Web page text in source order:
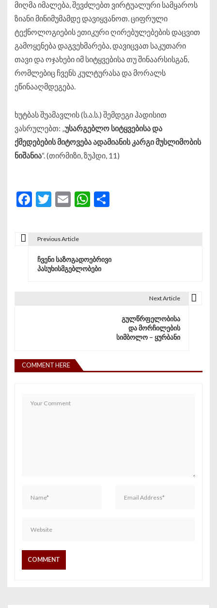
მიღმა იმალება, შევძლებთ ვირტუალური სამყაროს
ზიანი მინიმუმამდე დავიყვანოთ. ციფრული
ტექნოლოგიების ეთიკური ღირებულებების დაცვით
გამოყენება დაგვეხმარება, დავიცვათ საკუთარი
თავი და ოჯახები იმ სიტყვებისა თუ შინაარსისგან,
რომლებიც ჩვენს კულტურასა და მორალს
ეწინააღმდეგება.
ხუტბას შუამავლის (ს.ა.ს.) შემდეგი ჰადისით
ვასრულებთ: „უსარგებლო სიტყვებისადა
ქმედებებისმიტოვებაადამიანის კარგიმუსლიმობის
ნიშანია“.(თირმიზი, ზუჰდი, 11)
Facebook
Twitter
EmailWhatsApp
Previous Article
ჩვენი საზოგადოებრივი
პასუხისმგებლობები
Next Article
გულწრფელობისა
და მორჩილების
სიმბოლო – ყურბანი
COMMENT HERE